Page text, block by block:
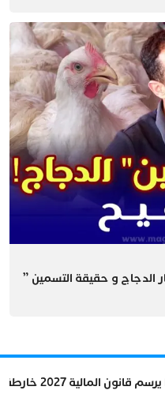
الدجاج و حقيقة التسمين ”
2027 خارطة المغرب المقبل